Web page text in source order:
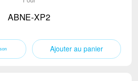
ABNE-XP2
Ajouter au panier